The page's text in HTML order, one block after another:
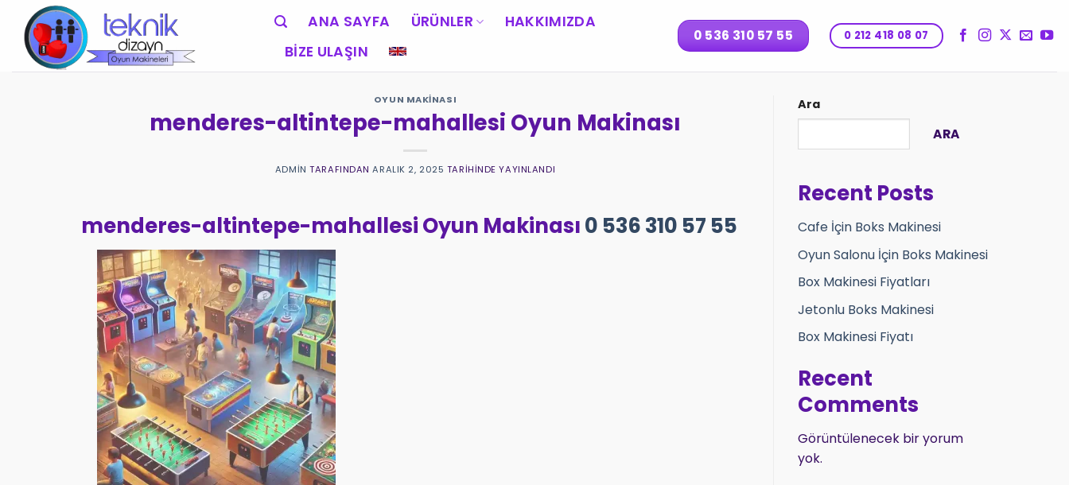
İçeriğe
ANA SAYFA ÜRÜNLER
HAKKIMIZDA
BIZE ULAŞIN
0 536 310 57 55 0 212 418 08 07
OYUN MAKINASI
menderes-altintepe-mahallesi Oyun Makinası
ADMIN TARAFINDAN ARALIK 2, 2025 TARIHINDE YAYINLANDI
menderes-altintepe-mahallesi Oyun Makinası0 536 310 57 55
Ara
ARA
Recent Posts
Cafe İçin Boks Makinesi
Oyun Salonu İçin Boks Makinesi
Box Makinesi Fiyatları
Jetonlu Boks Makinesi
Box Makinesi Fiyatı
Recent
Comments
Görüntülenecek bir yorum
yok.